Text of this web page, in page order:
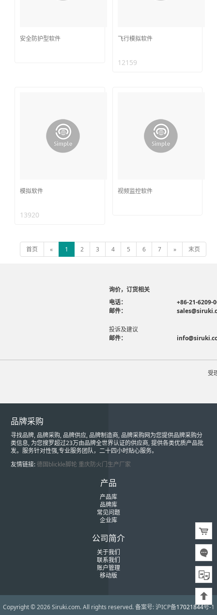
安全防护型软件 飞行模拟软件
12159
模拟软件
13920
视频监控软件
首页 « 1 2 3 4 5 6 7 » 末页
询价，订货相关
电话：
+86-21-6209-
邮件：
投诉及建议
邮件：
受
品牌采购
寻找品牌, 品牌采购, 品牌供应, 品牌制造商, 品牌采购网为您提供品牌采购分
类信息, 为您搜罗超过23万由品牌全世界认证的供应商, 提供各类优质产品批
发。服务针对性强,专业服务团队，二十四小时贴心服务。
友情链接:德国blickle脚轮 重庆防火门生产厂家
产品
产品库
品牌库
常见问题
企业库
公司简介
关于我们
联系我们
账户管理
移动版
Copyright © 2026 Siruki.com. All rights reserved.备案号: 沪ICP备17021844号-1